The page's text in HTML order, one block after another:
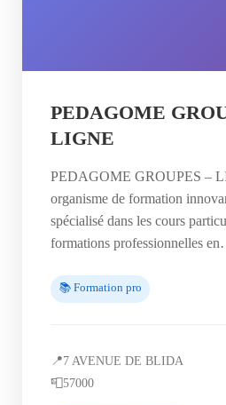
PEDAGOME
LIGNE
PEDAGOME GROUPES –
organisme de formation
spécialisé dans les cours
formations professionnelles
📚 Formation pro
📍7 AVENUE DE BLIDA
📮57000